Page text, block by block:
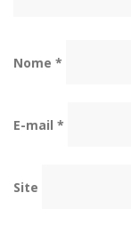
Nome *
E-mail *
Site